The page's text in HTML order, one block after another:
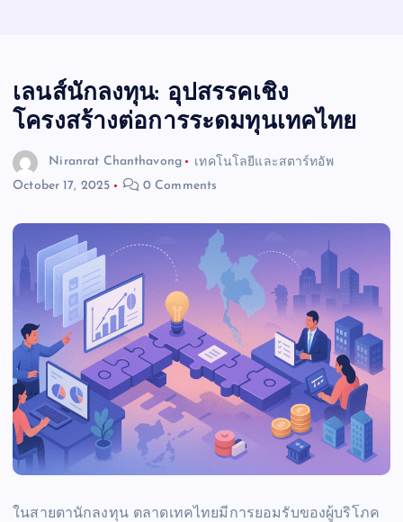
เลนส์นักลงทุน: อุปสรรคเชิง
โครงสร้างต่อการระดมทุนเทคไทย
Niranrat Chanthavong
เทคโนโลยีและสตาร์ทอัพ
October 17, 2025
0 Comments
ในสายตานักลงทุน ตลาดเทคไทยมีการยอมรับของผู้บริโภค